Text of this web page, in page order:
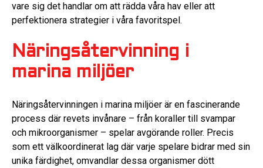
vare sig det handlar om att rädda våra hav eller att
perfektionera strategier i våra favoritspel.
Näringsåtervinning i
marina miljöer
Näringsåtervinningen i marina miljöer är en fascinerande
process där revets invånare – från koraller till svampar
och mikroorganismer – spelar avgörande roller. Precis
som ett välkoordinerat lag där varje spelare bidrar med sin
unika färdighet, omvandlar dessa organismer dött